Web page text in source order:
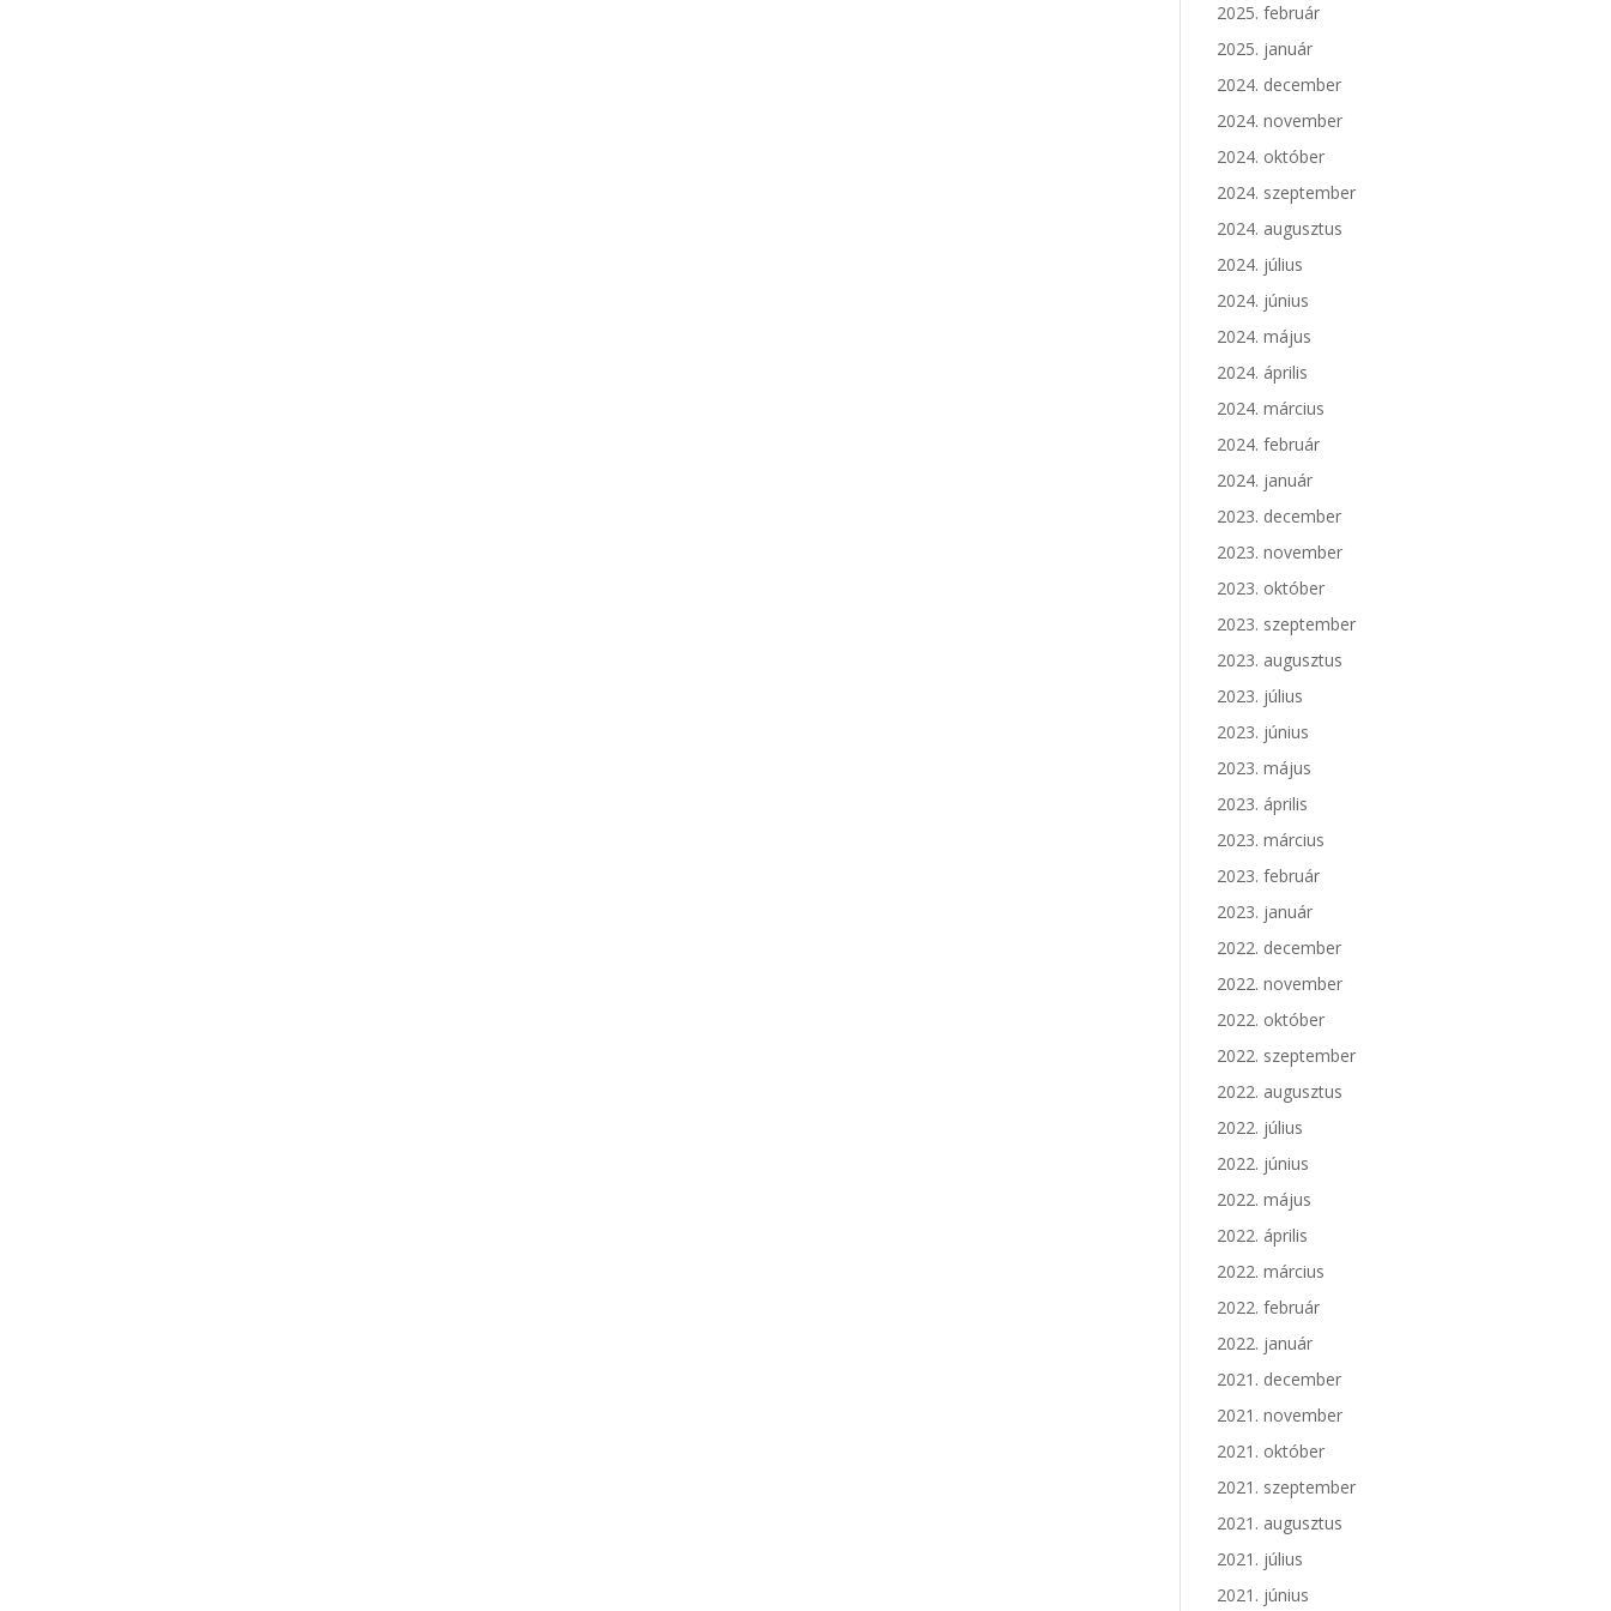
2025. február
2025. január
2024. december
2024. november
2024. október
2024. szeptember
2024. augusztus
2024. július
2024. június
2024. május
2024. április
2024. március
2024. február
2024. január
2023. december
2023. november
2023. október
2023. szeptember
2023. augusztus
2023. július
2023. június
2023. május
2023. április
2023. március
2023. február
2023. január
2022. december
2022. november
2022. október
2022. szeptember
2022. augusztus
2022. július
2022. június
2022. május
2022. április
2022. március
2022. február
2022. január
2021. december
2021. november
2021. október
2021. szeptember
2021. augusztus
2021. július
2021. június